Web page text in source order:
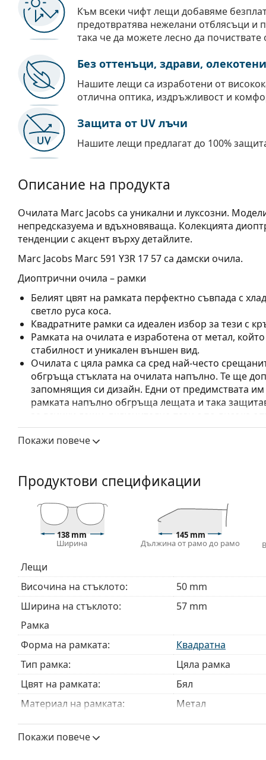
Към всеки чифт лещи добавяме
предотвратява нежелани отблясъци и
така че да можете лесно да почиствате
Без оттенъци, здрави, олекотени
Нашите лещи са изработени от
отлична оптика, издръжливост и
Защита от UV лъчи
Нашите лещи предлагат до 100%
Описание на продукта
Очилата Marc Jacobs са уникални и луксозни.
непредсказуема и вдъхновяваща. Колекцията
тенденции с акцент върху детайлите.
Marc Jacobs Marc 591 Y3R 17 57са дамски очила.
Диоптрични очила – рамки
Белият цвят на рамката перфектно съвпада с
светло руса коса.
Квадратните рамки са идеален избор за тези с
Рамката на очилата е изработена от метал,
стабилност и уникален външен вид.
Очилата с цяла рамка са сред най-често
обгръща стъклата на очилата напълно. Те ще
запомнящия си дизайн. Едни от предимствата
рамката напълно обгръща лещата и така
Регулируемите подложки за нос позволяват
прилягане на очилата. Подложките за нос ще се
непрофесионално боравене.
Аксесоари
Доставяме диоптричните очила в оригиналния
или торбичката и дизайнът могат да варират.
Кърпичката за почистване, доставяна с
модели могат да бъдат доставяни с торбичка от
Разгледайте пълната ни гамаочила, за да
ръководство за очила, ако имате нужда от помощ с
Това е медицинско устройство. Прочетете
Покажи повече
Продуктови спецификации
138 mm
Ширина
145 mm
Дължина от рамо до рамо
Лещи
Височина на стъклото:
50 mm
Ширина на стъклото:
57 mm
Рамка
Форма на рамката:
Квадратна
Тип рамка:
Цяла рамка
Цвят на рамката:
Бял
Материал на рамката:
Метал
Размер:
M
Ширина:
Покажи повече